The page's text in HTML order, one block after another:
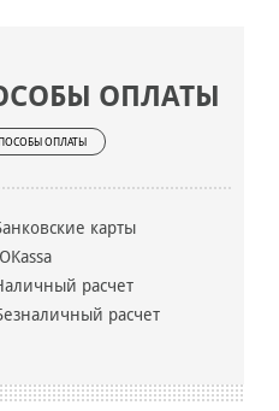
ОПЛАТЫ
ОПЛАТЫ
карты
расчет
расчет